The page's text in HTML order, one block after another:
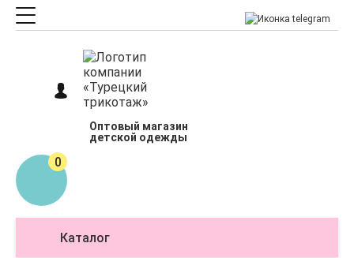
Оптовый магазин
детской одежды
0
Каталог